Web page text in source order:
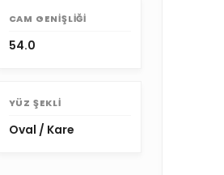
CAM GENIŞLIĞI
54.0
YÜZ ŞEKLI
Oval / Kare